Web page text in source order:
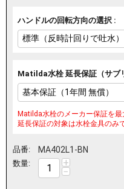
ハンドルの回転方向の選択 :
Matilda水栓 延長保証（サブ
Matilda水栓のメーカー保証を
延長保証の対象は水栓金具のみ
品番: MA402L1-BN
数量: +
−